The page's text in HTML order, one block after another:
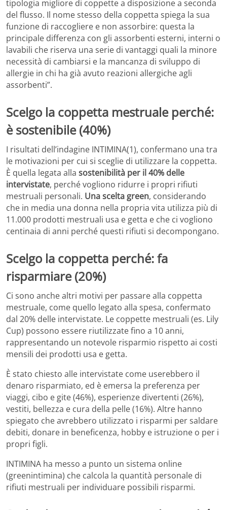
tipologia migliore di coppette a disposizione a seconda
del flusso. Il nome stesso della coppetta spiega la sua
funzione di raccogliere e non assorbire: questa la
principale differenza con gli assorbenti esterni, interni o
lavabili che riserva una serie di vantaggi quali la minore
necessità di cambiarsi e la mancanza di sviluppo di
allergie in chi ha già avuto reazioni allergiche agli
assorbenti”.
Scelgo la coppetta mestruale perché:
è sostenibile (40%)
I risultati dell’indagine INTIMINA(1), confermano una tra
le motivazioni per cui si sceglie di utilizzare la coppetta.
È quella legata alla sostenibilità per il 40% delle
intervistate, perché vogliono ridurre i propri rifiuti
mestruali personali. Una scelta green, considerando
che in media una donna nella propria vita utilizza più di
11.000 prodotti mestruali usa e getta e che ci vogliono
centinaia di anni perché questi rifiuti si decompongano.
Scelgo la coppetta perché: fa
risparmiare (20%)
Ci sono anche altri motivi per passare alla coppetta
mestruale, come quello legato alla spesa, confermato
dal 20% delle intervistate. Le coppette mestruali (es. Lily
Cup) possono essere riutilizzate fino a 10 anni,
rappresentando un notevole risparmio rispetto ai costi
mensili dei prodotti usa e getta.
È stato chiesto alle intervistate come userebbero il
denaro risparmiato, ed è emersa la preferenza per
viaggi, cibo e gite (46%), esperienze divertenti (26%),
vestiti, bellezza e cura della pelle (16%). Altre hanno
spiegato che avrebbero utilizzato i risparmi per saldare
debiti, donare in beneficenza, hobby e istruzione o per i
propri figli.
INTIMINA ha messo a punto un sistema online
(greenintimina) che calcola la quantità personale di
rifiuti mestruali per individuare possibili risparmi.